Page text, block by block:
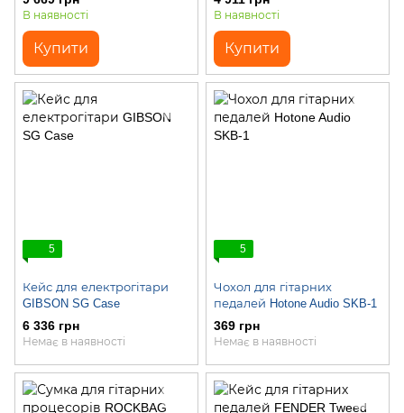
В наявності
Купити
В наявності
Купити
5
Кейс для електрогітари
GIBSON SG Case
6 336 грн
Немає в наявності
5
Чохол для гітарних
педалей Hotone Audio SKB-1
369 грн
Немає в наявності